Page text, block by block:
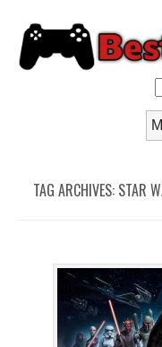
TAG ARCHIVES: STAR